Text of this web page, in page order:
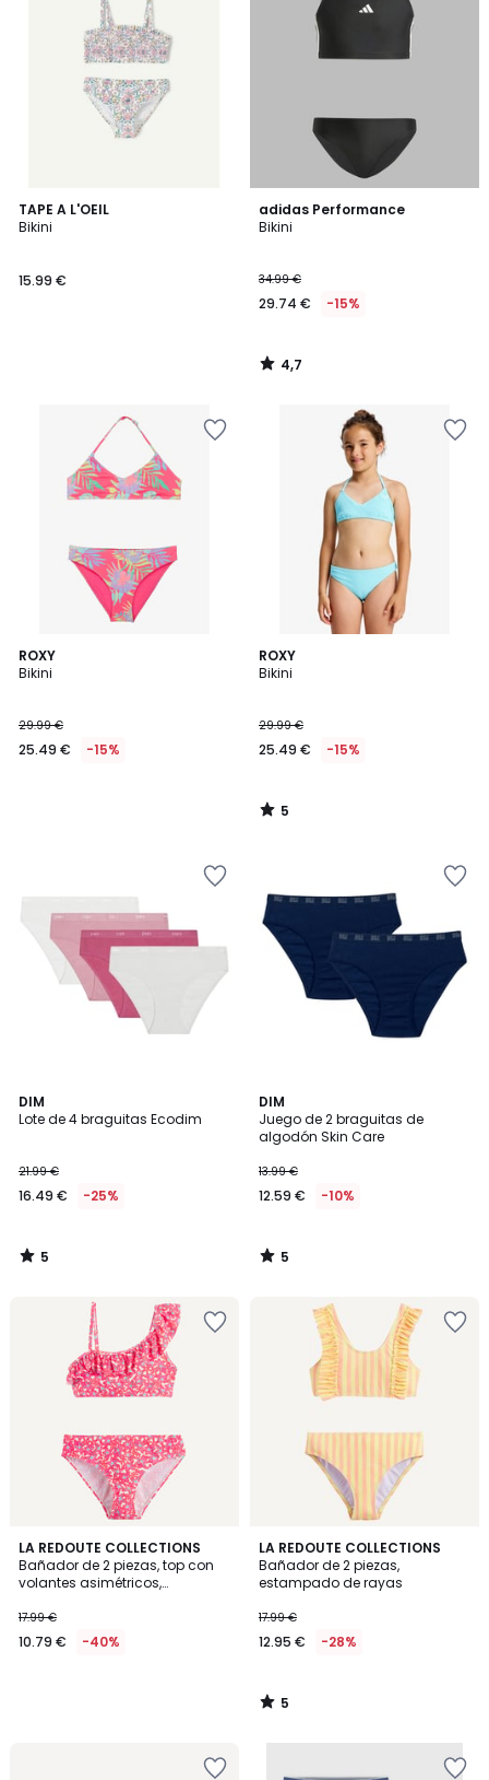
TAPE A L'OEIL
Bikini
15.99 €
adidas Performance
Bikini
34.99 €
29.74 € -15%
4,7
/ 5
4,7
/
ROXY
Bikini
29.99 €
25.49 € -15%
ROXY
Bikini
29.99 €
25.49 € -15%
5
/
5
/
DIM
Lote de 4 braguitas Ecodim
21.99 €
16.49 € -25%
5
/
5
/
DIM
Juego de 2 braguitas de
algodón Skin Care
13.99 €
12.59 € -10%
5
/
5
5
/
LA REDOUTE COLLECTIONS
Bañador de 2 piezas, top con
volantes asimétricos,
17.99 €
10.79 € -40%
LA REDOUTE COLLECTIONS
Bañador de 2 piezas,
estampado de rayas
17.99 €
12.95 € -28%
5
/
5
5
/